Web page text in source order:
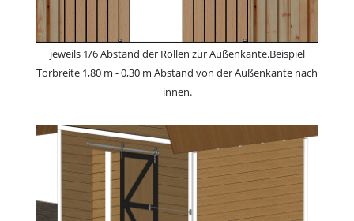
jeweils 1/6 Abstand der Rollen zur Außenkante.Beispiel
Torbreite 1,80 m - 0,30 m Abstand von der Außenkante nach
innen.